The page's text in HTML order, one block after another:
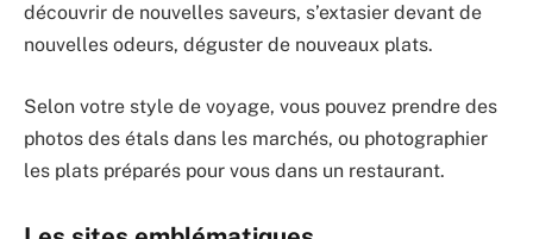
découvrir de nouvelles saveurs, s’extasier devant de
nouvelles odeurs, déguster de nouveaux plats.
Selon votre style de voyage, vous pouvez prendre des
photos des étals dans les marchés, ou photographier
les plats préparés pour vous dans un restaurant.